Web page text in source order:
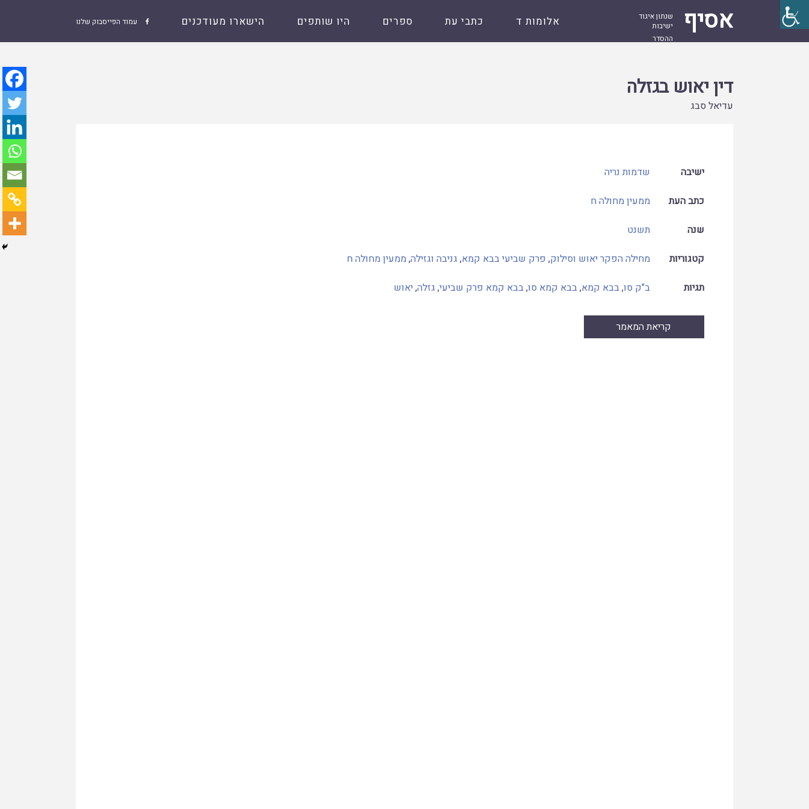
אסיף
שנתון איגוד
ישיבות
ההסדר
 עמוד הפייסבוק שלנו אלומות ד כתבי עת ספרים היו שותפים הישארו מעודכנים
דין יאוש בגזלה
עדיאל סבג
ישיבה
שדמות נריה
כתב העת
ממעין מחולה ח
שנה
תשנט
קטגוריות
מחילה הפקר יאוש וסילוק, פרק שביעי בבא קמא, גניבה וגזילה,ממעין מחולה ח
תגיות
ב"ק סו,בבא קמא,בבא קמא סו,בבא קמא פרק שביעי, גזלה,יאוש
קריאת המאמר